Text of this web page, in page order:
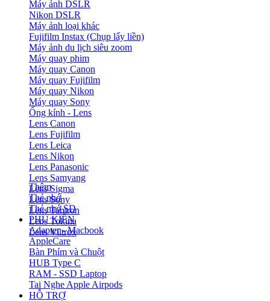
Máy ảnh DSLR
Nikon DSLR
Máy ảnh loại khác
Fujifilm Instax (Chụp lấy liền)
Máy ảnh du lịch siêu zoom
Máy quay phim
Máy quay Canon
Máy quay Fujifilm
Máy quay Nikon
Máy quay Sony
Ống kính - Lens
Lens Canon
Lens Fujifilm
Lens Leica
Lens Nikon
Lens Panasonic
Lens Samyang
Lens Sigma
Lens Sony
Lens Tamron
Lens Tokina
Lens Viltrox
Thêm
Thẻ nhớ
Thẻ nhớ SD
PHỤ KIỆN
Adapter - Macbook
AppleCare
Bàn Phím và Chuột
HUB Type C
RAM - SSD Laptop
Tai Nghe Apple Airpods
HỖ TRỢ